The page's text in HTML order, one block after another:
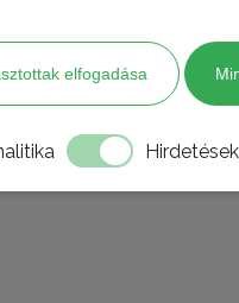
elfogadása
Hirdetések
védelemmel